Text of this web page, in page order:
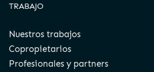
TRABAJO
Nuestros trabajos
Copropietarios
Profesionales y partners